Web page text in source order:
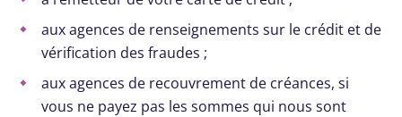
aux agences de renseignements sur le crédit et de
vérification des fraudes ;
aux agences de recouvrement de créances, si
vous ne payez pas les sommes qui nous sont